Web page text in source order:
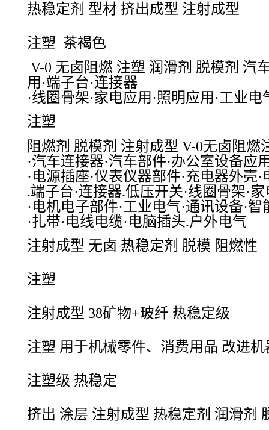
热稳定剂 型材 挤出成型 注射成型
注塑 茶褐色
V-0 无卤阻燃 注塑 润滑剂 脱模剂 汽
用·端子台·连接器
·线圈骨架·家电应用·照明应用·工业
注塑
阻燃剂 脱模剂 注射成型 V-0无卤阻燃
·汽车连接器·汽车部件·办公室设备应
·电源插座·仪表仪器部件·充电器外壳
.端子台·连接器.低压开关·线圈骨架·
·电机电子部件·工业电气·通讯设备·
·扎带·电线电缆·电脑插头.户外电气
注射成型 无卤 热稳定剂 脱模 阻燃性
注塑
注射成型 38矿物+玻纤 热稳定级
注塑 用于机械零件、消费用品 改进
注塑级 热稳定
挤出 涂层 注射成型 热稳定剂 润滑剂